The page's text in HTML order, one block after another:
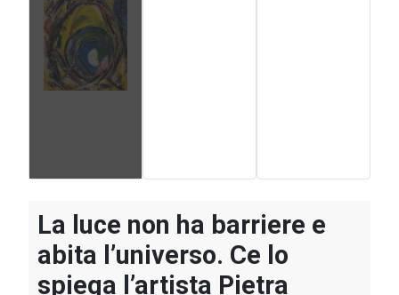
La luce non ha barriere e
abita l’universo. Ce lo
spiega l’artista Pietra